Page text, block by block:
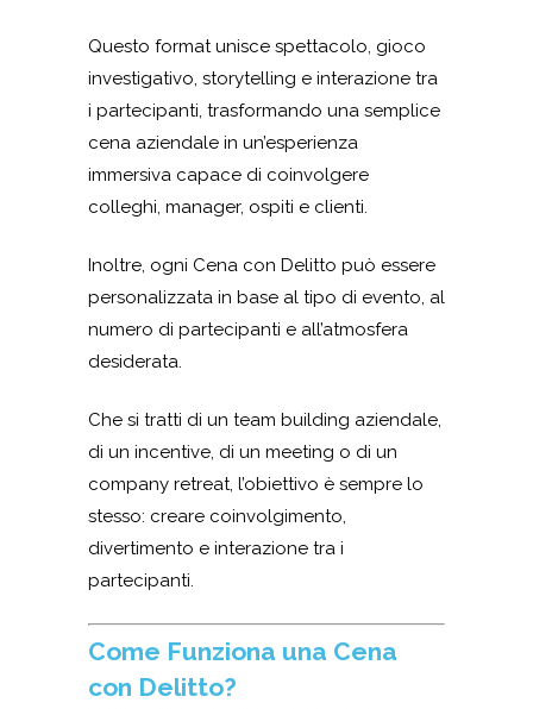
Questo format unisce spettacolo, gioco
investigativo, storytelling e interazione tra
i partecipanti, trasformando una semplice
cena aziendale in un’esperienza
immersiva capace di coinvolgere
colleghi, manager, ospiti e clienti.
Inoltre, ogni Cena con Delitto può essere
personalizzata in base al tipo di evento, al
numero di partecipanti e all’atmosfera
desiderata.
Che si tratti di un team building aziendale,
di un incentive, di un meeting o di un
company retreat, l’obiettivo è sempre lo
stesso: creare coinvolgimento,
divertimento e interazione tra i
partecipanti.
Come Funziona una Cena
con Delitto?